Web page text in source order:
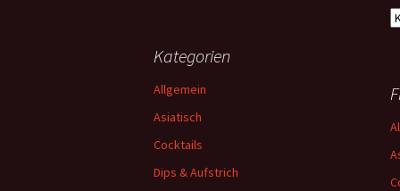
Kategorien
Allgemein
Asiatisch
Cocktails
Dips & Aufstrich